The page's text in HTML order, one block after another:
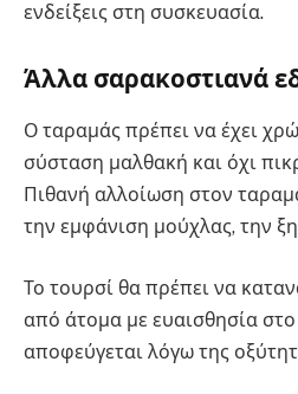
ενδείξεις στη συσκευασία.
Άλλα σαρακοστιανά
Ο ταραμάς πρέπει να έχει
σύσταση μαλθακή και όχι
Πιθανή αλλοίωση στον
την εμφάνιση μούχλας, την
Το τουρσί θα πρέπει να
από άτομα με ευαισθησία
αποφεύγεται λόγω της